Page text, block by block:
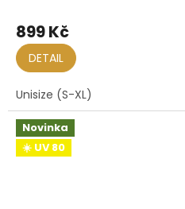
899 Kč
DETAIL
Unisize (S-XL)
Novinka
☀️ UV 80